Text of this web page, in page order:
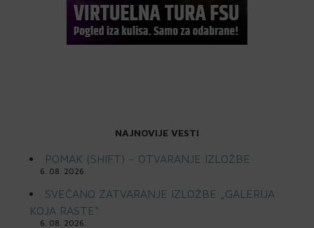
NAJNOVIJE VESTI
POMAK (SHIFT) – OTVARANJE IZLOŽBE
6. 08. 2026.
SVEČANO ZATVARANJE IZLOŽBE „GALERIJA
KOJA RASTE“
6. 08. 2026.